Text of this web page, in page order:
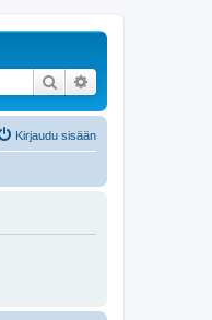
Etsi
Kirjaudu sisään